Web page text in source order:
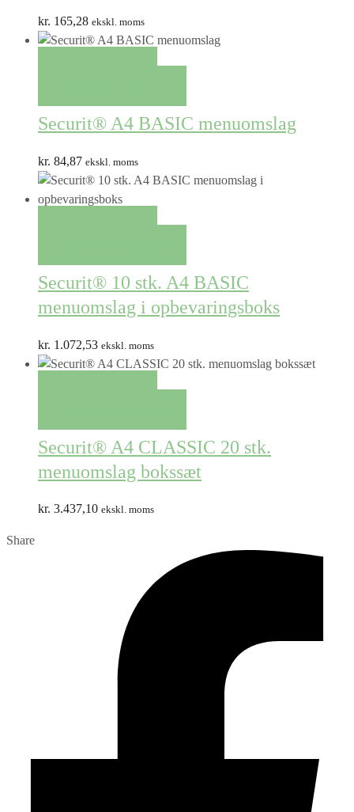
kr. 165,28 ekskl. moms
Securit® A4 BASIC menuomslag
kr. 84,87 ekskl. moms
Securit® 10 stk. A4 BASIC
menuomslag i opbevaringsboks
kr. 1.072,53 ekskl. moms
Securit® A4 CLASSIC 20 stk.
menuomslag bokssæt
kr. 3.437,10 ekskl. moms
Share